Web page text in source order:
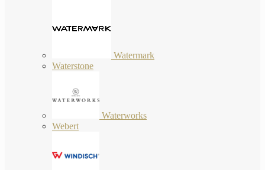
Watermark
Waterstone
Waterworks
Webert